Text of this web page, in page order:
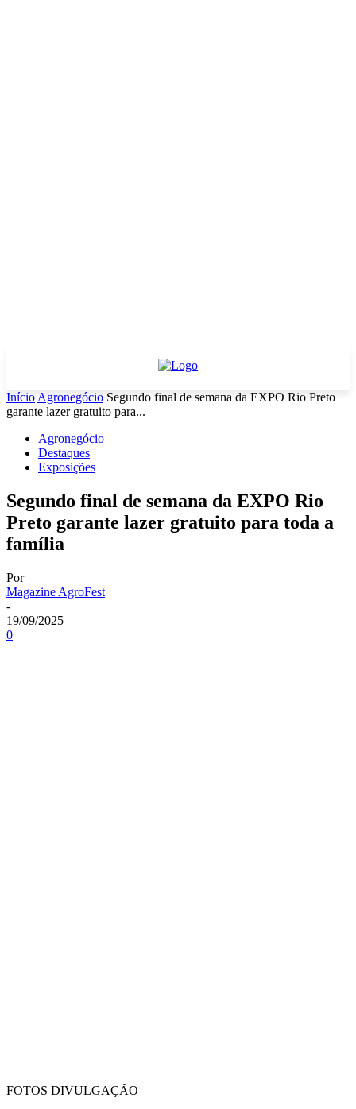
Início Agronegócio Segundo final de semana da EXPO Rio Preto
garante lazer gratuito para...
Agronegócio
Destaques
Exposições
Segundo final de semana da EXPO Rio
Preto garante lazer gratuito para toda a
família
Por
Magazine AgroFest
-
19/09/2025
0
FOTOS DIVULGAÇÃO